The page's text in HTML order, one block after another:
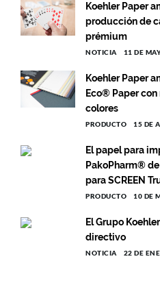
Koehler Paper
producción de
prémium
NOTICIA 11 DE
Koehler Paper
Eco® Paper
colores
PRODUCTO 15 DE
El papel para
PakoPharm®
para SCREEN
PRODUCTO 10 DE
El Grupo
directivo
NOTICIA 22 DE